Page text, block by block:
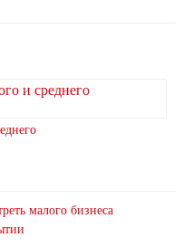
малого бизнеса